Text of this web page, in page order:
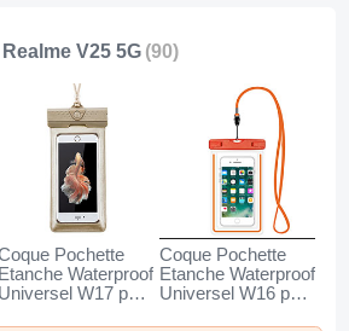
V25 5G (90)
Pochette
Etanche Waterproof
Universel W17 pour
Coque Pochette
Etanche Waterproof
Universel W16 pour